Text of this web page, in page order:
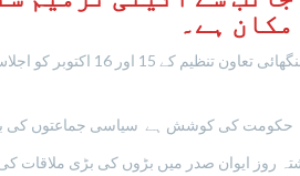
ہے۔
ذرائع کے مطابق
حکومت کی کوشش ہے سیاسی جماعتوں کی
ایوان صدر میں بڑوں کی بڑی ملاقات کی